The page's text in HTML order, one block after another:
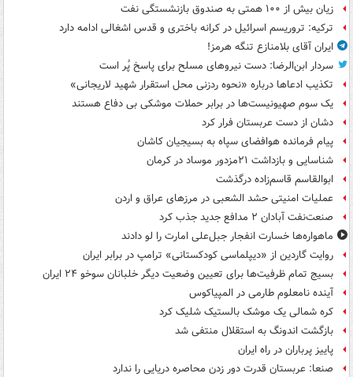
زیان بیش از ۱۰۰ همتی به صندوق‌ بازنشستگی نفت
ترکیه: تروریسم اسرائیل در کرانه باختری و قدس اشغالی ادامه دارد
ایران آقای بلامنازع تنگه هرمز!
سردار ابن‌الرضا: دست نیروهای مسلح برای پاسخ پُر است
تکذیب ادعاها درباره «نحوه ردزنی محل استقرار شهید لاریجانی»
یک‌ سوم صهیونیست‌ها در برابر حملات موشکی بی دفاع هستند
دشان از دست عربستان فرار کرد
پیام فرمانده هوافضای سپاه به بسیجیان کاشان
شناسایی و بازداشت ۲۱مزدور موساد در کرمان
ابوالقاسم قاسم‌زاده درگذشت
عملیات امنیتی حشد الشعبی در مرزهای عراق و اردن
صنعت‌نفت آبادان ۲ مدافع جدید جذب کرد
ماهواره‌ها خسارت انفجار جبل‌علی امارت را لو دادند
روایت گاردین از «دیپلماسی کودکستانی» ترامپ در برابر ایران
بسیج تمام ظرفیت‌ها برای تعیین وضعیت دیگر خلبانان سوخو ۲۴ ایران
آینده نامعلوم طارمی در المپیاکوس
کره شمالی یک موشک بالستیک شلیک کرد
بازگشت اندونگ به استقلال منتفی شد
پاییز پرباران در راه ایران
صنعا: عربستان قدرت دور زدن محاصره دریایی را ندارد